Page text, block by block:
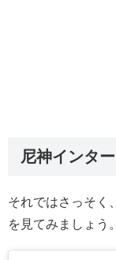
尼神インタ
それではさっそく
を見てみましょう。